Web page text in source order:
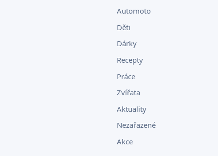
Automoto
Děti
Dárky
Recepty
Práce
Zvířata
Aktuality
Nezařazené
Akce